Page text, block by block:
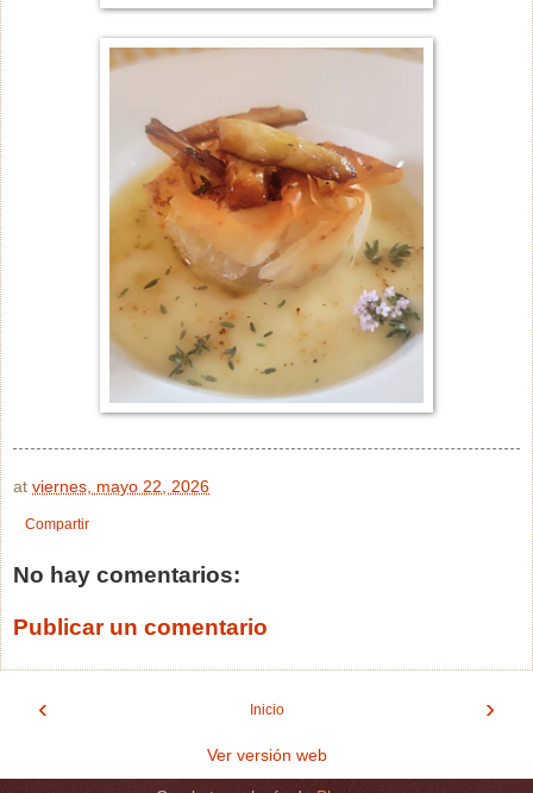
at viernes, mayo 22, 2026
Compartir
No hay comentarios:
Publicar un comentario
‹ ›
Inicio
Ver versión web